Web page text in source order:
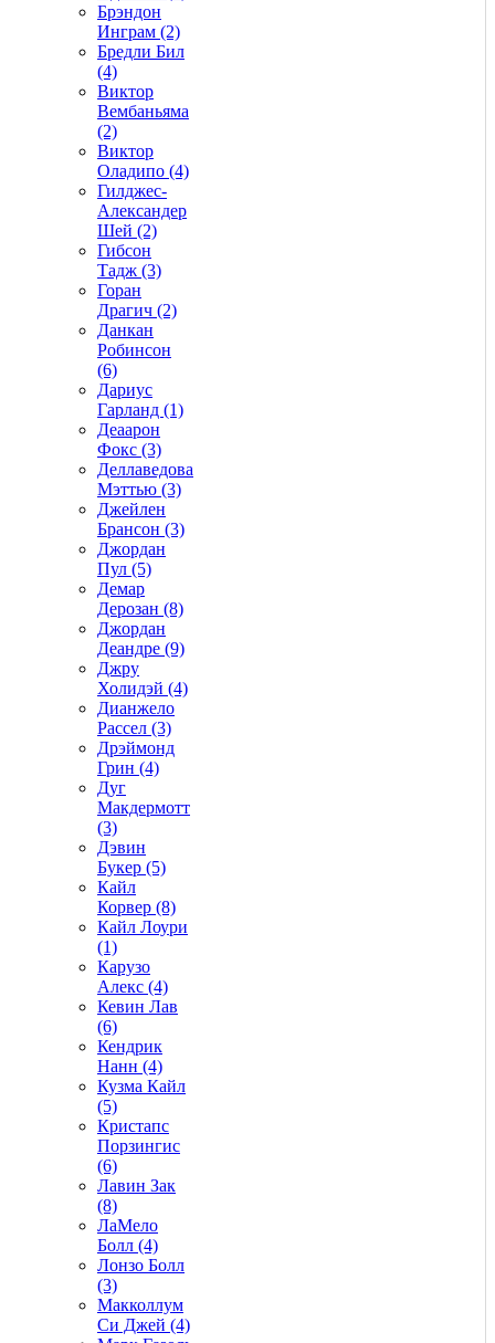
Брэндон
Инграм (2)
Бредли Бил
(4)
Виктор
Вембаньяма
(2)
Виктор
Оладипо (4)
Гилджес-
Александер
Шей (2)
Гибсон
Тадж (3)
Горан
Драгич (2)
Данкан
Робинсон
(6)
Дариус
Гарланд (1)
Деаарон
Фокс (3)
Деллаведова
Мэттью (3)
Джейлен
Брансон (3)
Джордан
Пул (5)
Демар
Дерозан (8)
Джордан
Деандре (9)
Джру
Холидэй (4)
Дианжело
Рассел (3)
Дрэймонд
Грин (4)
Дуг
Макдермотт
(3)
Дэвин
Букер (5)
Кайл
Корвер (8)
Кайл Лоури
(1)
Карузо
Алекс (4)
Кевин Лав
(6)
Кендрик
Нанн (4)
Кузма Кайл
(5)
Кристапс
Порзингис
(6)
Лавин Зак
(8)
ЛаМело
Болл (4)
Лонзо Болл
(3)
Макколлум
Си Джей (4)